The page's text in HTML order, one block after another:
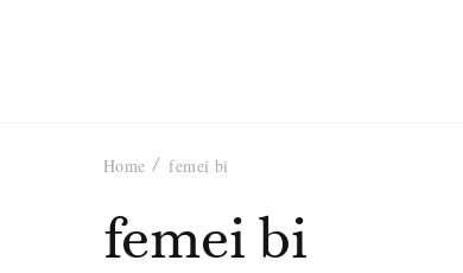
Home femei bi
femei bi